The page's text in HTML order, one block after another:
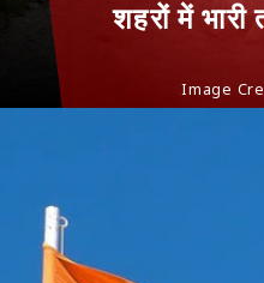
Image
शहरों में भारी